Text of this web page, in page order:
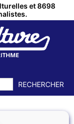
et 8698
RECHERCHER